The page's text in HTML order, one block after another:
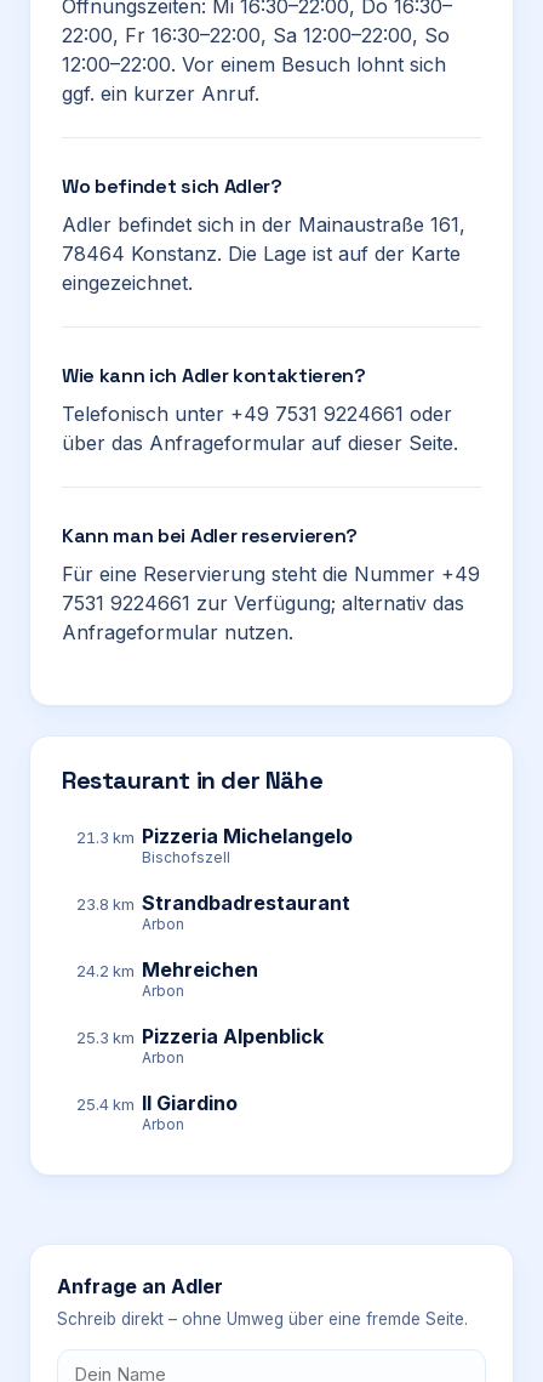
Öffnungszeiten: Mi 16:30–22:00, Do 16:30–
22:00, Fr 16:30–22:00, Sa 12:00–22:00, So
12:00–22:00. Vor einem Besuch lohnt sich
ggf. ein kurzer Anruf.
Wo befindet sich Adler?
Adler befindet sich in der Mainaustraße 161,
78464 Konstanz. Die Lage ist auf der Karte
eingezeichnet.
Wie kann ich Adler kontaktieren?
Telefonisch unter +49 7531 9224661 oder
über das Anfrageformular auf dieser Seite.
Kann man bei Adler reservieren?
Für eine Reservierung steht die Nummer +49
7531 9224661 zur Verfügung; alternativ das
Anfrageformular nutzen.
Restaurant in der Nähe
21.3 km Pizzeria Michelangelo
Bischofszell
23.8 km Strandbadrestaurant
Arbon
24.2 km Mehreichen
Arbon
25.3 km Pizzeria Alpenblick
Arbon
25.4 km Il Giardino
Arbon
Anfrage an Adler
Schreib direkt – ohne Umweg über eine fremde Seite.